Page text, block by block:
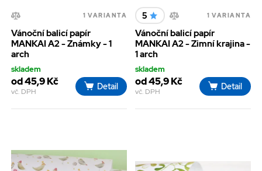
1 VARIANTA
Vánoční balicí papír
MANKAI A2 - Známky - 1
arch
skladem
od 45,9 Kč
vč. DPH
Detail
5 1 VARIANTA
Vánoční balicí papír
MANKAI A2 - Zimní krajina -
1 arch
skladem
od 45,9 Kč
vč. DPH
Detail